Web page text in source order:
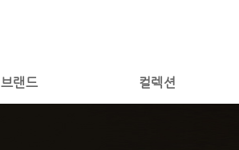
브랜드 컬렉션